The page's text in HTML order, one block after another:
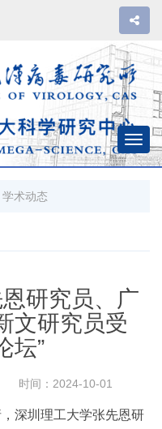
学术动态
研究员、广
文研究员受
坛”
时间：2024-10-01
深圳理工大学张先恩研